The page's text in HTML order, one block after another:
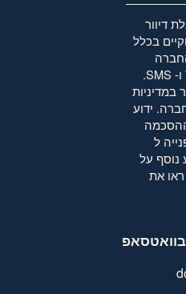
דיוור
בכלל
ובכלל זה דוא"ל, WhatsApp ו- SMS.
במדיניות
ידוע
ל
נוסף על
את